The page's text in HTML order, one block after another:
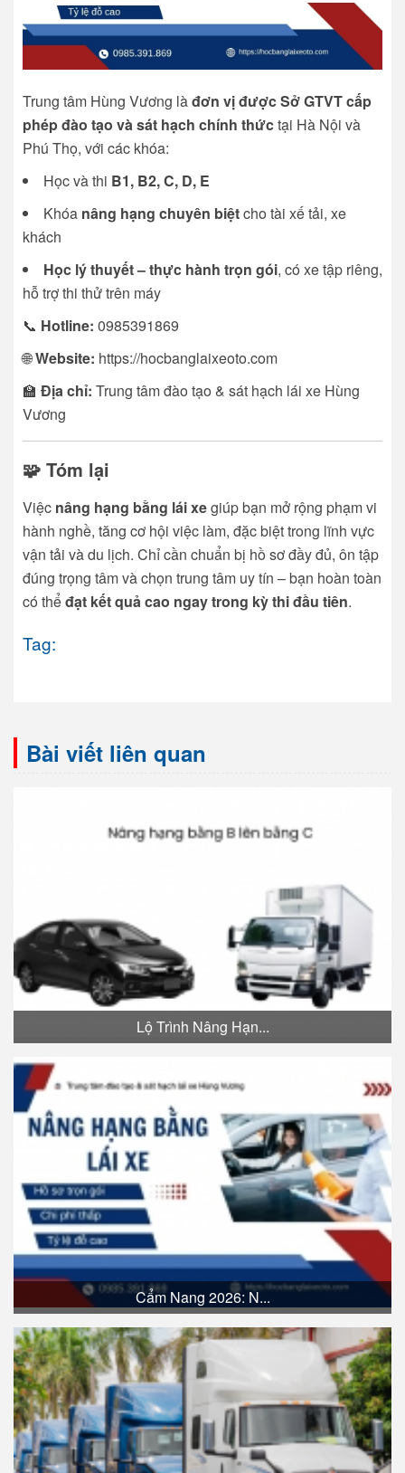
Trung tâm Hùng Vương làđơn vị được Sở GTVT cấp
phép đào tạo và sát hạch chính thứctại Hà Nội và
Phú Thọ, với các khóa:
Học và thi B1, B2, C, D, E
Khóa nâng hạng chuyên biệtcho tài xế tải, xe
khách
Học lý thuyết – thực hành trọn gói, có xe tập riêng,
hỗ trợ thi thử trên máy
📞 Hotline: 0985391869
🌐Website: https://hocbanglaixeoto.com
🏫 Địa chỉ: Trung tâm đào tạo & sát hạch lái xe Hùng
Vương
🧩 Tóm lại
Việc nâng hạng bằng lái xegiúp bạn mở rộng phạm vi
hành nghề, tăng cơ hội việc làm, đặc biệt trong lĩnh vực
vận tải và du lịch. Chỉ cần chuẩn bị hồ sơ đầy đủ, ôn tập
đúng trọng tâm và chọn trung tâm uy tín – bạn hoàn toàn
có thểđạt kết quả cao ngay trong kỳ thi đầu tiên.
Tag:
Bài viết liên quan
Lộ Trình Nâng Hạn...
Cẩm Nang 2026: N...